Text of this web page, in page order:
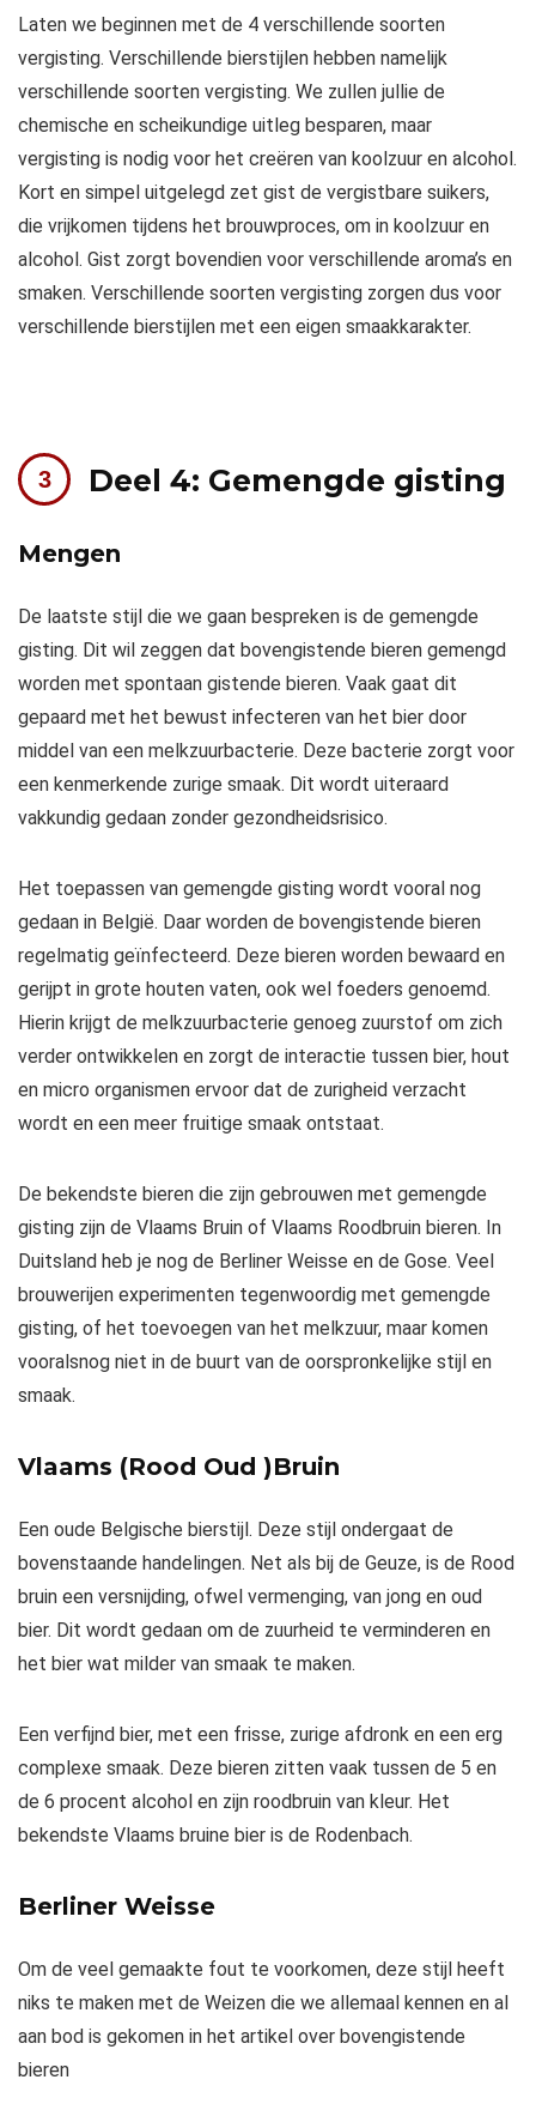
Laten we beginnen met de 4 verschillende soorten
vergisting. Verschillende bierstijlen hebben namelijk
verschillende soorten vergisting. We zullen jullie de
chemische en scheikundige uitleg besparen, maar
vergisting is nodig voor het creëren van koolzuur en alcohol.
Kort en simpel uitgelegd zet gist de vergistbare suikers,
die vrijkomen tijdens het brouwproces, om in koolzuur en
alcohol. Gist zorgt bovendien voor verschillende aroma’s en
smaken. Verschillende soorten vergisting zorgen dus voor
verschillende bierstijlen met een eigen smaakkarakter.
Deel 4: Gemengde gisting
Mengen
De laatste stijl die we gaan bespreken is de gemengde
gisting. Dit wil zeggen dat bovengistende bieren gemengd
worden met spontaan gistende bieren. Vaak gaat dit
gepaard met het bewust infecteren van het bier door
middel van een melkzuurbacterie. Deze bacterie zorgt voor
een kenmerkende zurige smaak. Dit wordt uiteraard
vakkundig gedaan zonder gezondheidsrisico.
Het toepassen van gemengde gisting wordt vooral nog
gedaan in België. Daar worden de bovengistende bieren
regelmatig geïnfecteerd. Deze bieren worden bewaard en
gerijpt in grote houten vaten, ook wel foeders genoemd.
Hierin krijgt de melkzuurbacterie genoeg zuurstof om zich
verder ontwikkelen en zorgt de interactie tussen bier, hout
en micro organismen ervoor dat de zurigheid verzacht
wordt en een meer fruitige smaak ontstaat.
De bekendste bieren die zijn gebrouwen met gemengde
gisting zijn de Vlaams Bruin of Vlaams Roodbruin bieren. In
Duitsland heb je nog de Berliner Weisse en de Gose. Veel
brouwerijen experimenten tegenwoordig met gemengde
gisting, of het toevoegen van het melkzuur, maar komen
vooralsnog niet in de buurt van de oorspronkelijke stijl en
smaak.
Vlaams (Rood Oud )Bruin
Een oude Belgische bierstijl. Deze stijl ondergaat de
bovenstaande handelingen. Net als bij de Geuze, is de Rood
bruin een versnijding, ofwel vermenging, van jong en oud
bier. Dit wordt gedaan om de zuurheid te verminderen en
het bier wat milder van smaak te maken.
Een verfijnd bier, met een frisse, zurige afdronk en een erg
complexe smaak. Deze bieren zitten vaak tussen de 5 en
de 6 procent alcohol en zijn roodbruin van kleur. Het
bekendste Vlaams bruine bier is de Rodenbach.
Berliner Weisse
Om de veel gemaakte fout te voorkomen, deze stijl heeft
niks te maken met de Weizen die we allemaal kennen en al
aan bod is gekomen in het artikel over bovengistende
bieren